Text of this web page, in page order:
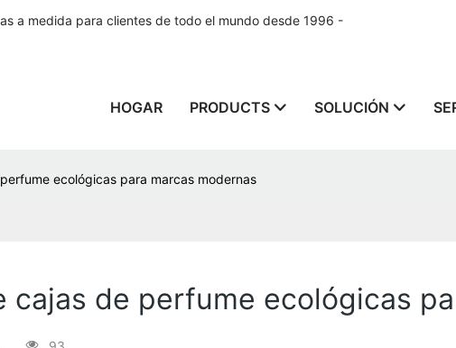
a medida para clientes de todo el mundo desde 1996 -
HOGAR PRODUCTS SOLUCIÓN
ecológicas para marcas modernas
cajas de perfume ecológicas